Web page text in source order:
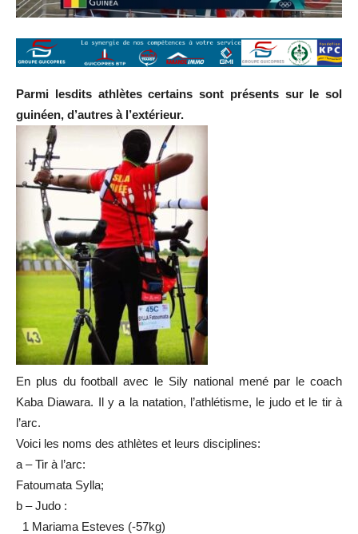
Parmi lesdits athlètes certains sont présents sur le sol
guinéen, d’autres à l’extérieur.
En plus du football avec le Sily national mené par le coach
Kaba Diawara. Il y a la natation, l’athlétisme, le judo et le tir à
l’arc.
Voici les noms des athlètes et leurs disciplines:
a – Tir à l’arc:
Fatoumata Sylla;
b – Judo :
1 Mariama Esteves (-57kg)